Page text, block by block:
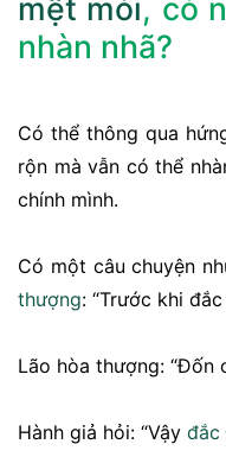
mệt mỏi, có
nhàn nhã?
Có thể thông qua
rộn mà vẫn có thể
chính mình.
Có một câu chuyện
thượng: “Trước khi
Lão hòa thượng: “Đốn
Hành giả hỏi: “Vậy đắc